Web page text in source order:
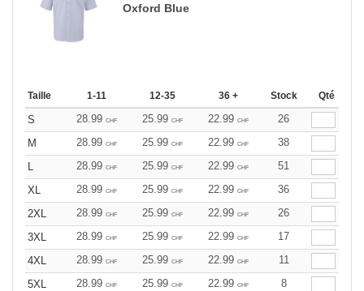
Oxford Blue
Taille 1-11 12-35 36 + Stock Qté
S 28.99 CHF 25.99 CHF 22.99 CHF
26
M
28.99 CHF 25.99 CHF 22.99 CHF
38
L
28.99 CHF 25.99 CHF 22.99 CHF
51
XL
28.99 CHF 25.99 CHF 22.99 CHF
36
2XL
28.99 CHF 25.99 CHF 22.99 CHF
26
3XL
28.99 CHF 25.99 CHF 22.99 CHF
17
4XL
28.99 CHF 25.99 CHF 22.99 CHF
11
5XL
28.99 CHF 25.99 CHF 22.99 CHF
8